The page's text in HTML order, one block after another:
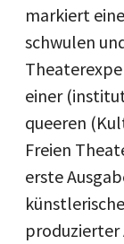
markiert
schwulen
einer
queeren
Freien
erste